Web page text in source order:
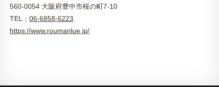
560-0054 大阪府豊中市桜の町7-10
TEL： 06-6858-6223
https://www.roumanlue.jp/